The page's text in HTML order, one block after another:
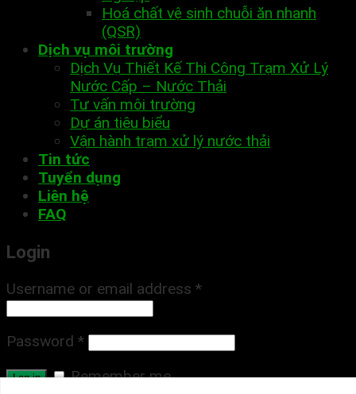
Hoá chất vệ sinh chuỗi ăn nhanh
(QSR)
Dịch vụ môi trường
Dịch Vụ Thiết Kế Thi Công Trạm Xử Lý
Nước Cấp – Nước Thải
Tư vấn môi trường
Dự án tiêu biểu
Vận hành trạm xử lý nước thải
Tin tức
Tuyển dụng
Liên hệ
FAQ
Login
Username or email address *
Password *
Log in Remember me